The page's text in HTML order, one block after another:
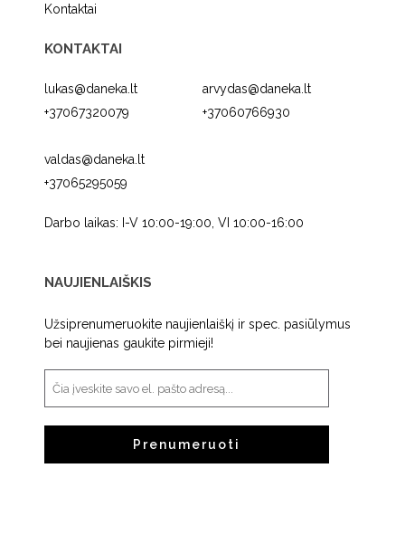
Kontaktai
KONTAKTAI
lukas@daneka.lt
+37067320079
arvydas@daneka.lt
+37060766930
valdas@daneka.lt
+37065295059
Darbo laikas: I-V 10:00-19:00, VI 10:00-16:00
NAUJIENLAIŠKIS
Užsiprenumeruokite naujienlaiškį ir spec. pasiūlymus
bei naujienas gaukite pirmieji!
Prenumeruoti